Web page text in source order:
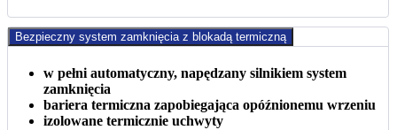
Bezpieczny system zamknięcia z blokadą termiczną
w pełni automatyczny, napędzany silnikiem system
zamknięcia
bariera termiczna zapobiegająca opóźnionemu wrzeniu
izolowane termicznie uchwyty